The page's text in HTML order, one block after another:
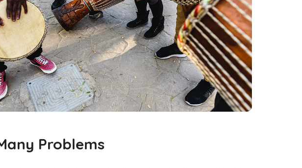
Problems